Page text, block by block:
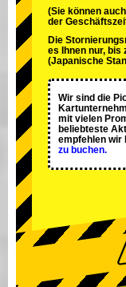
(Sie können
der
Die
es Ihnen nur, bis
(Japanische
Wir sind die
mit vielen
beliebteste
empfehlen wir
zu buchen.